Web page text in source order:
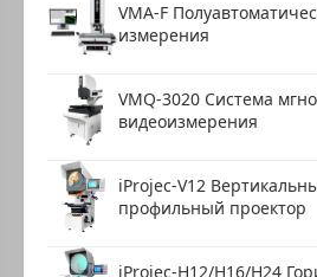
VMA-F
измерения
VMQ-3020 Система
видеоизмерения
iProjec-V12
профильный проектор
iProjec-H12/H16/H24